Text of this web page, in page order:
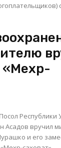
«Мехр-
Республики
Асадов вручил
и его